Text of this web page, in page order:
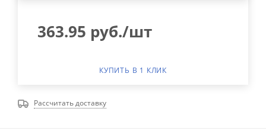
363.95 руб./шт
КУПИТЬ В 1 КЛИК
Рассчитать доставку